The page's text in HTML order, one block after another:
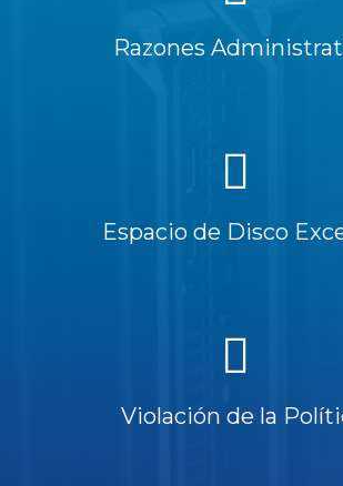
Razones
Espacio de Disco
Violación de la